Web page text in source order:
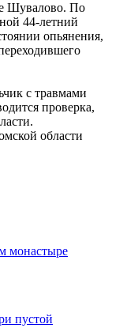
Шувалово. По
44-летний
опьянения,
с травмами
проверка,
области
монастыре
пустой